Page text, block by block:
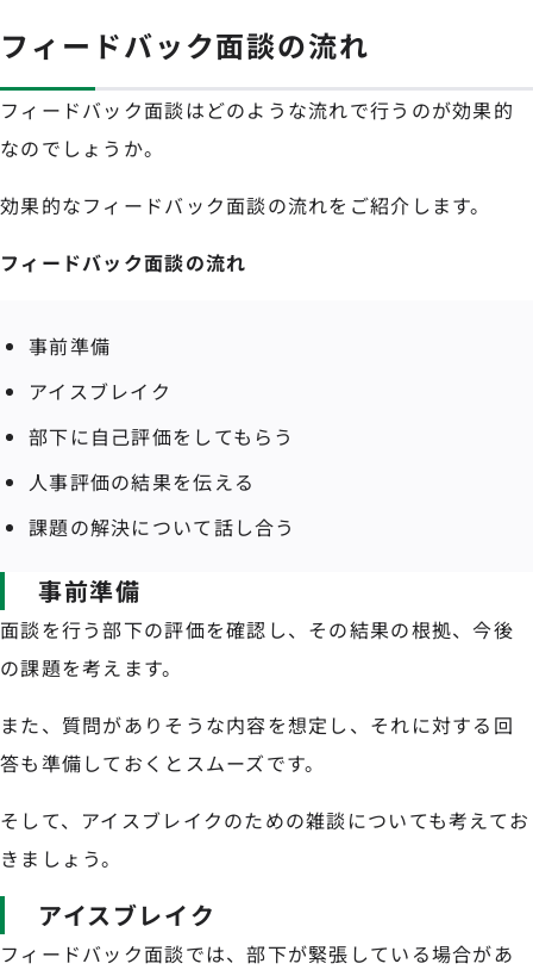
フィードバック面談の流れ
フィードバック面談はどのような流れで行うのが効果的
なのでしょうか。
効果的なフィードバック面談の流れをご紹介します。
フィードバック面談の流れ
事前準備
アイスブレイク
部下に自己評価をしてもらう
人事評価の結果を伝える
課題の解決について話し合う
事前準備
面談を行う部下の評価を確認し、その結果の根拠、今後
の課題を考えます。
また、質問がありそうな内容を想定し、それに対する回
答も準備しておくとスムーズです。
そして、アイスブレイクのための雑談についても考えてお
きましょう。
アイスブレイク
フィードバック面談では、部下が緊張している場合があ